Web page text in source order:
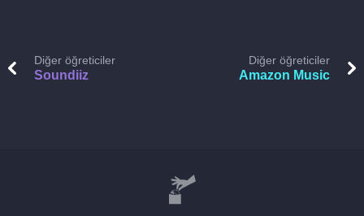
Diğer öğreticiler
Soundiiz
Diğer öğreticiler
Amazon Music